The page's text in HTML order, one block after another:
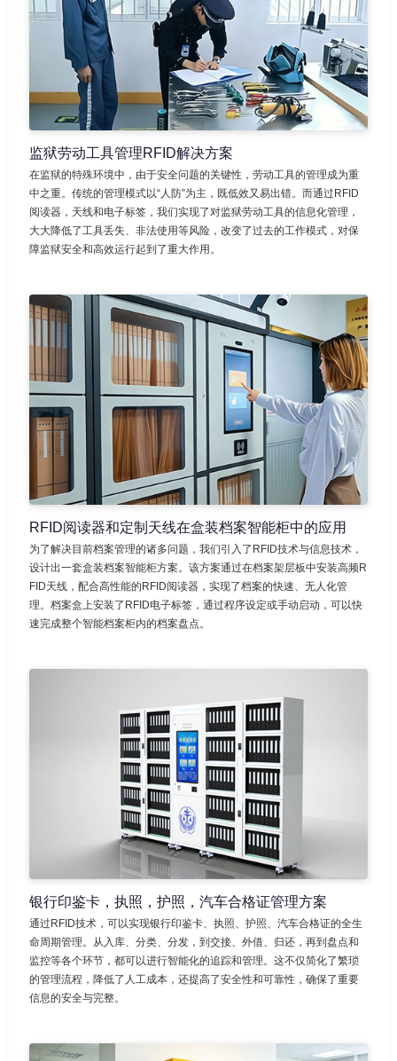
监狱劳动工具管理RFID解决方案
在监狱的特殊环境中，由于安全问题的关键性，劳动工具的管理成为重
中之重。传统的管理模式以“人防”为主，既低效又易出错。而通过RFID
阅读器，天线和电子标签，我们实现了对监狱劳动工具的信息化管理，
大大降低了工具丢失、非法使用等风险，改变了过去的工作模式，对保
障监狱安全和高效运行起到了重大作用。
RFID阅读器和定制天线在盒装档案智能柜中的应用
为了解决目前档案管理的诸多问题，我们引入了RFID技术与信息技术，
设计出一套盒装档案智能柜方案。该方案通过在档案架层板中安装高频R
FID天线，配合高性能的RFID阅读器，实现了档案的快速、无人化管
理。档案盒上安装了RFID电子标签，通过程序设定或手动启动，可以快
速完成整个智能档案柜内的档案盘点。
银行印鉴卡，执照，护照，汽车合格证管理方案
通过RFID技术，可以实现银行印鉴卡、执照、护照、汽车合格证的全生
命周期管理。从入库、分类、分发，到交接、外借、归还，再到盘点和
监控等各个环节，都可以进行智能化的追踪和管理。这不仅简化了繁琐
的管理流程，降低了人工成本，还提高了安全性和可靠性，确保了重要
信息的安全与完整。